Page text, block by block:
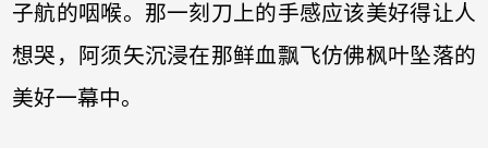
子航的咽喉。那一刻刀上的手感应该美好得让人
想哭，阿须矢沉浸在那鲜血飘飞仿佛枫叶坠落的
美好一幕中。